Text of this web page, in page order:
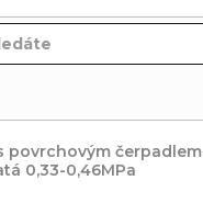
povrchovým čerpadlem
0,33-0,46MPa